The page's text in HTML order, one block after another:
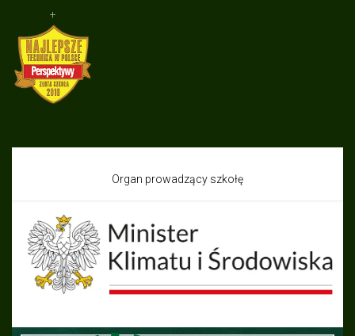
+
Organ prowadzący szkołę